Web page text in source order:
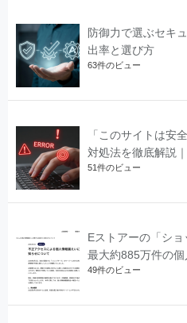
防御力で選ぶセキ
出率と選び方
63件のビュー
「このサイトは安
対処法を徹底解説
51件のビュー
Eストアーの「ショ
最大約885万件の
49件のビュー